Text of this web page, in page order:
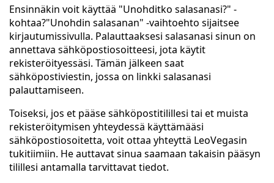
Ensinnäkin voit käyttää "Unohditko salasanasi?" -
kohtaa?"Unohdin salasanan" -vaihtoehto sijaitsee
kirjautumissivulla. Palauttaaksesi salasanasi sinun on
annettava sähköpostiosoitteesi, jota käytit
rekisteröityessäsi. Tämän jälkeen saat
sähköpostiviestin, jossa on linkki salasanasi
palauttamiseen.
Toiseksi, jos et pääse sähköpostitilillesi tai et muista
rekisteröitymisen yhteydessä käyttämääsi
sähköpostiosoitetta, voit ottaa yhteyttä LeoVegasin
tukitiimiin. He auttavat sinua saamaan takaisin pääsyn
tilillesi antamalla tarvittavat tiedot.